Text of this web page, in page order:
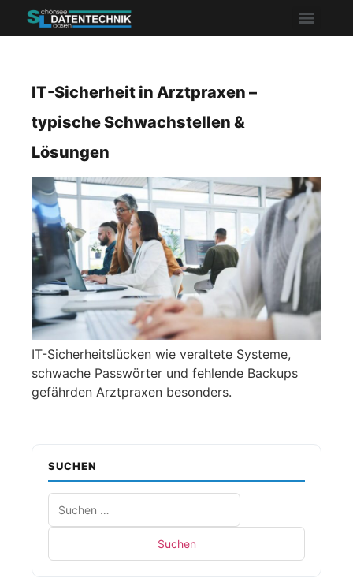
SUCHEN
IT-Sicherheit in Arztpraxen –
typische Schwachstellen &
Lösungen
IT-Sicherheitslücken wie veraltete Systeme,
schwache Passwörter und fehlende Backups
gefährden Arztpraxen besonders.